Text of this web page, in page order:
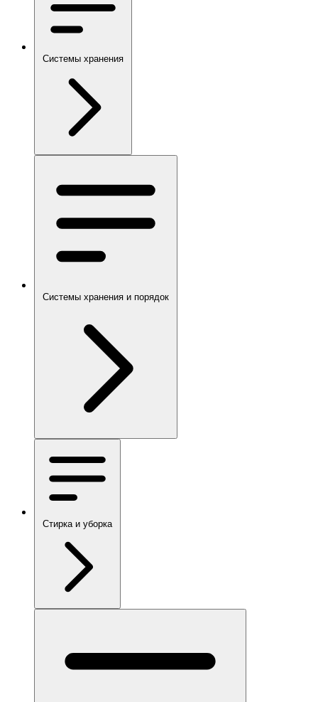
Системы хранения
Системы хранения и порядок
Стирка и уборка